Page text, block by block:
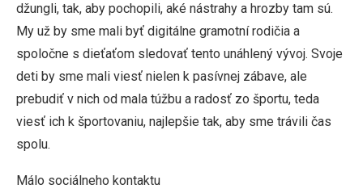
džungli, tak, aby pochopili, aké nástrahy a hrozby tam sú.
My už by sme mali byť digitálne gramotní rodičia a
spoločne s dieťaťom sledovať tento unáhlený vývoj. Svoje
deti by sme mali viesť nielen k pasívnej zábave, ale
prebudiť v nich od mala túžbu a radosť zo športu, teda
viesť ich k športovaniu, najlepšie tak, aby sme trávili čas
spolu.
Málo sociálneho kontaktu